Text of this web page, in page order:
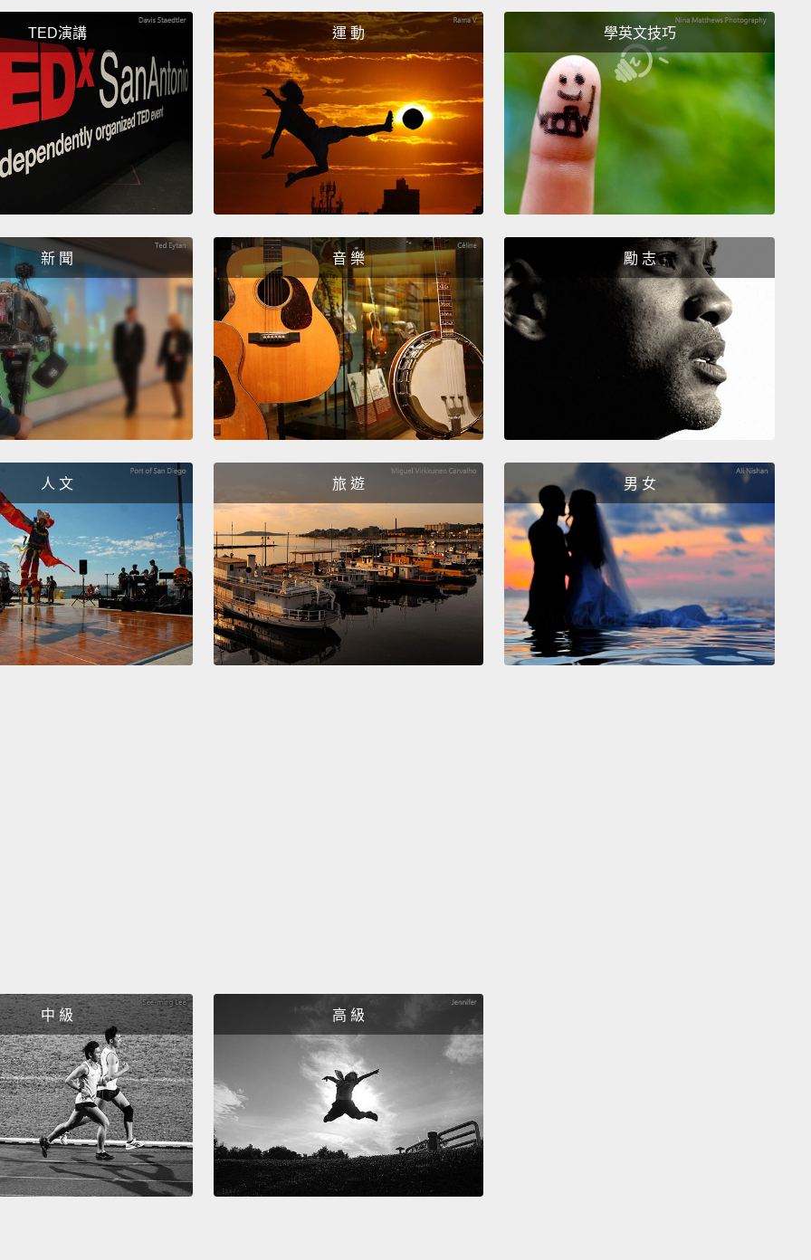
的東西。
Karl Lagerfeld launched his own brand, created
perfumes, stood out as an interior designer,
and even
opened his own bookstore in Paris.
卡爾．拉格斐成立自有品牌，推出香水，脫穎而出成為室內設
計師，還在巴黎開了間自己的書店。
I wear dark glasses to see better. Observation is more
precise, and you can't tell if I'm looking left or right. I want
to know everything.
If I wasn't like this, I wouldn't own
300,000 books,
and I wouldn't be obsessed with the
desire to know everything.
I'm completely obsessed with
this.
我帶黑墨鏡是為了要看得更清楚。觀察力變得更敏銳，而且你
不知道我在看左還是看右。我想要知道每件事情。要不是因為
慾望想要知道每件事。我對此是完全地著了迷。
And it was an obsession that stayed with him till the end.
Loved or loathed, Karl Lagerfeld has left an indelible mark
on the history of fashion.
這樣的著迷一路陪伴他到最後。不論世人對他是愛還是恨，卡
爾．拉格斐終究在時尚史上留下了一筆不可抹滅的記號。
TED演講 運 動 學英文技巧
新 聞 音 樂 勵 志
人 文 旅 遊 男 女
中 級 高 級